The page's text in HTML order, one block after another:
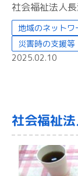
社会福祉法人
地域のネット
災害時の支援等
2025.02.10
社会福祉